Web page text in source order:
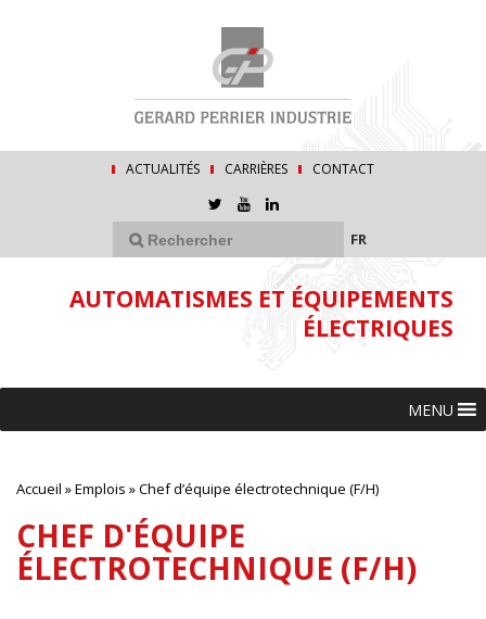
ACTUALITÉS CARRIÈRES CONTACT
FR
AUTOMATISMES ET ÉQUIPEMENTS
ÉLECTRIQUES
MENU
Accueil »Emplois »Chef d’équipe électrotechnique (F/H)
CHEF D'ÉQUIPE
ÉLECTROTECHNIQUE (F/H)